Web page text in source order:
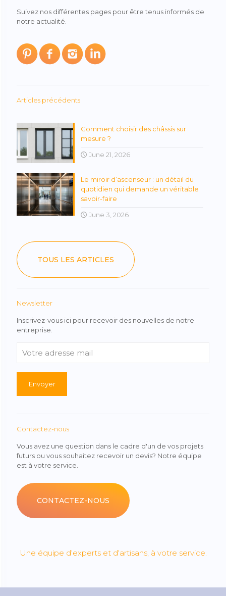
Suivez nos différentes pages pour être tenus informés de
notre actualité.
Articles précédents
Comment choisir des châssis sur
mesure ?
June 21, 2026
Le miroir d’ascenseur : un détail du
quotidien qui demande un véritable
savoir-faire
June 3, 2026
TOUS LES ARTICLES
Newsletter
Inscrivez-vous ici pour recevoir des nouvelles de notre
entreprise.
Contactez-nous
Vous avez une question dans le cadre d'un de vos projets
futurs ou vous souhaitez recevoir un devis? Notre équipe
est à votre service.
CONTACTEZ-NOUS
Une équipe d'experts et d'artisans, à votre service.